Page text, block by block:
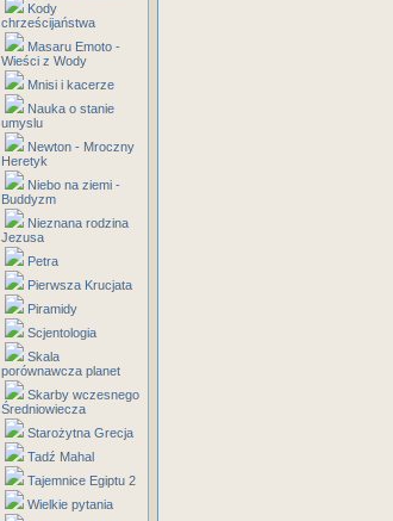
Kody
chrześcijaństwa
Masaru Emoto -
Wieści z Wody
Mnisi i kacerze
Nauka o stanie
umyslu
Newton - Mroczny
Heretyk
Niebo na ziemi -
Buddyzm
Nieznana rodzina
Jezusa
Petra
Pierwsza Krucjata
Piramidy
Scjentologia
Skala
porównawcza planet
Skarby wczesnego
Średniowiecza
Starożytna Grecja
Tadź Mahal
Tajemnice Egiptu 2
Wielkie pytania